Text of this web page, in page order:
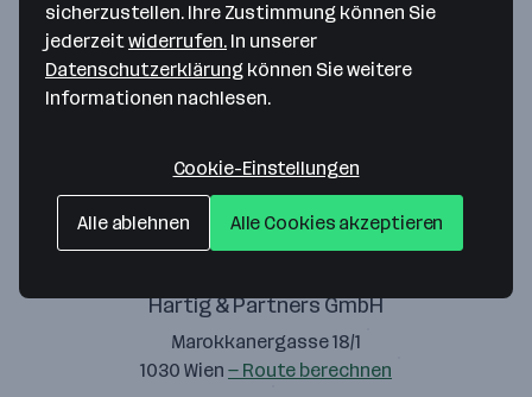
Bitte stimme unseren Cookie-
Richtlinien zu, um diese Karte
anzuzeigen.
Hartig & Partners GmbH
Marokkanergasse 18/1
1030 Wien — Route berechnen
sicherzustellen. Ihre Zustimmung können Sie
jederzeitwiderrufen. In unserer
Datenschutzerklärung können Sie weitere
Informationen nachlesen.
Cookie-Einstellungen
Alle ablehnen Alle Cookies akzeptieren